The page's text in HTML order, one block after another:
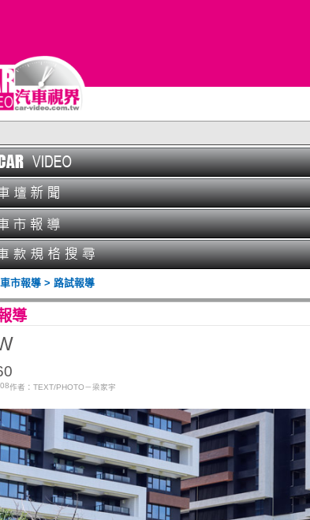
車市報導 > 路試報導
導
作者：TEXT/PHOTO－梁家宇